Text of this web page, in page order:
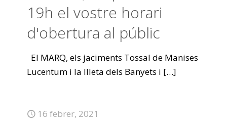
19h el vostre horari
d'obertura al públic
El MARQ, els jaciments Tossal de Manises
Lucentum i la Illeta dels Banyets i […]
16 febrer, 2021